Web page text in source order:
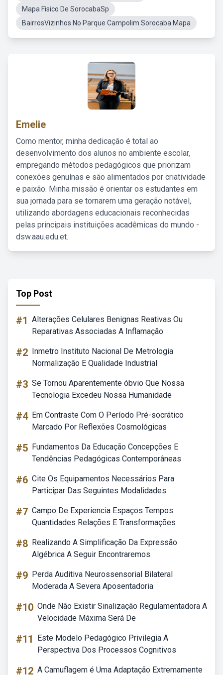
Mapa Fisico De SorocabaSp
BairrosVizinhos No Parque Campolim Sorocaba Mapa
Emelie
Como mentor, minha dedicação é total ao
desenvolvimento dos alunos no ambiente escolar,
empregando métodos pedagógicos que priorizam
conexões genuínas e são alimentados por criatividade
e paixão. Minha missão é orientar os estudantes em
sua jornada para se tornarem uma geração notável,
utilizando abordagens educacionais reconhecidas
pelas principais instituições acadêmicas do mundo -
dsw.aau.edu.et.
Top Post
#1 Alterações Celulares Benignas Reativas Ou
Reparativas Associadas A Inflamação
#2 Inmetro Instituto Nacional De Metrologia
Normalização E Qualidade Industrial
#3 Se Tornou Aparentemente óbvio Que Nossa
Tecnologia Excedeu Nossa Humanidade
#4 Em Contraste Com O Período Pré-socrático
Marcado Por Reflexões Cosmológicas
#5 Fundamentos Da Educação Concepções E
Tendências Pedagógicas Contemporâneas
#6 Cite Os Equipamentos Necessários Para
Participar Das Seguintes Modalidades
#7 Campo De Experiencia Espaços Tempos
Quantidades Relações E Transformações
#8 Realizando A Simplificação Da Expressão
Algébrica A Seguir Encontraremos
#9 Perda Auditiva Neurossensorial Bilateral
Moderada A Severa Aposentadoria
#10 Onde Não Existir Sinalização Regulamentadora A
Velocidade Máxima Será De
#11
Este Modelo Pedagógico Privilegia A
Perspectiva Dos Processos Cognitivos
#12 A Camuflagem é Uma Adaptação Extremamente